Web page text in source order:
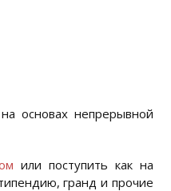
основах непрерывной
или поступить как на
гранд и прочие